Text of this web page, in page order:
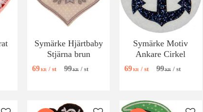
Symärke Hjärtbaby
Stjärna brun
69 KR /st 99KR /st
Symärke Motiv
Ankare Cirkel
69KR / st 99KR / st